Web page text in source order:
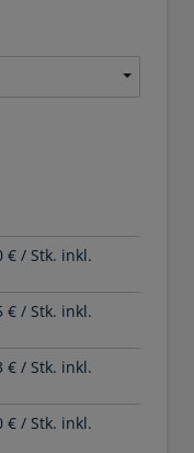
€ / Stk. inkl.
€ / Stk. inkl.
€ / Stk. inkl.
€ / Stk. inkl.